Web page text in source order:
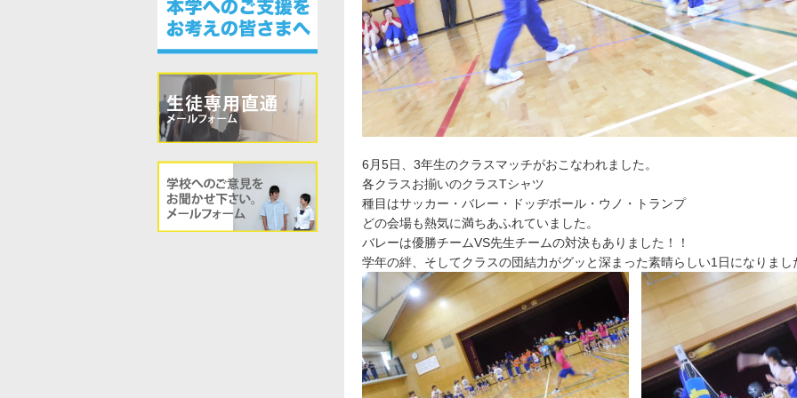
6月5日、3年生のクラスマッチがおこなわれました。
各クラスお揃いのクラスTシャツ
種目はサッカー・バレー・ドッヂボール・ウノ・トランプ
どの会場も熱気に満ちあふれていました。
バレーは優勝チームVS先生チームの対決もありました！！
学年の絆、そしてクラスの団結力がグッと深まった素晴らしい1日になりまし